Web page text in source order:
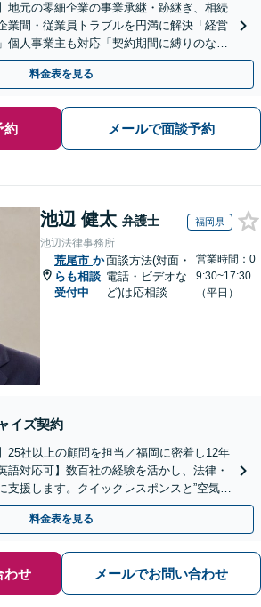
地元の零細企業の事業承継・跡継ぎ、相続
業間・従業員トラブルを円満に解決「経営
個人事業主も対応「契約期間に縛りのない
日面談｜ビデオ面談対応】
料金表を見る
約 メールで面談予約
池辺 健太 弁護士 福岡県
池辺法律事務所
荒尾市 か
らも相談
受付中
面談方法(対面・
電話・ビデオな
ど)は応相談
営業時間：0
9:30~17:30
（平日）
イズ契約
25社以上の顧問を担当／福岡に密着し12年
語対応可】数百社の経験を活かし、法律・
支援します。クイックレスポンスと”空気を
イアンス講師の実績多数
料金表を見る
わせ メールでお問い合わせ